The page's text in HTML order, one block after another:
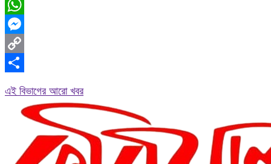
Facebook
WhatsApp
Messenger
Copy
এই বিভাগের আরো খবর